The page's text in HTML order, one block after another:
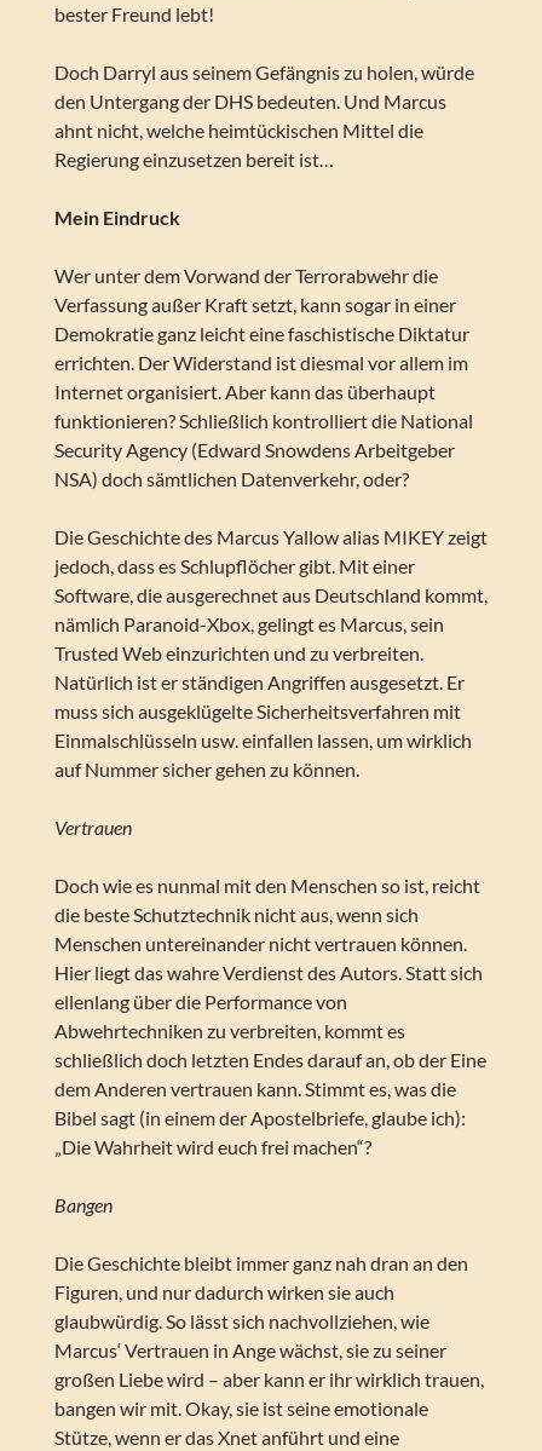
bester Freund lebt!
Doch Darryl aus seinem Gefängnis zu holen, würde
den Untergang der DHS bedeuten. Und Marcus
ahnt nicht, welche heimtückischen Mittel die
Regierung einzusetzen bereit ist…
Mein Eindruck
Wer unter dem Vorwand der Terrorabwehr die
Verfassung außer Kraft setzt, kann sogar in einer
Demokratie ganz leicht eine faschistische Diktatur
errichten. Der Widerstand ist diesmal vor allem im
Internet organisiert. Aber kann das überhaupt
funktionieren? Schließlich kontrolliert die National
Security Agency (Edward Snowdens Arbeitgeber
NSA) doch sämtlichen Datenverkehr, oder?
Die Geschichte des Marcus Yallow alias MIKEY zeigt
jedoch, dass es Schlupflöcher gibt. Mit einer
Software, die ausgerechnet aus Deutschland kommt,
nämlich Paranoid-Xbox, gelingt es Marcus, sein
Trusted Web einzurichten und zu verbreiten.
Natürlich ist er ständigen Angriffen ausgesetzt. Er
muss sich ausgeklügelte Sicherheitsverfahren mit
Einmalschlüsseln usw. einfallen lassen, um wirklich
auf Nummer sicher gehen zu können.
Vertrauen
Doch wie es nunmal mit den Menschen so ist, reicht
die beste Schutztechnik nicht aus, wenn sich
Menschen untereinander nicht vertrauen können.
Hier liegt das wahre Verdienst des Autors. Statt sich
ellenlang über die Performance von
Abwehrtechniken zu verbreiten, kommt es
schließlich doch letzten Endes darauf an, ob der Eine
dem Anderen vertrauen kann. Stimmt es, was die
Bibel sagt (in einem der Apostelbriefe, glaube ich):
„Die Wahrheit wird euch frei machen“?
Bangen
Die Geschichte bleibt immer ganz nah dran an den
Figuren, und nur dadurch wirken sie auch
glaubwürdig. So lässt sich nachvollziehen, wie
Marcus‘ Vertrauen in Ange wächst, sie zu seiner
großen Liebe wird – aber kann er ihr wirklich trauen,
bangen wir mit. Okay, sie ist seine emotionale
Stütze, wenn er das Xnet anführt und eine